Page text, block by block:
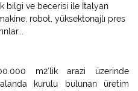
bilgi ve becerisi ile İtalyan
robot, yüksektonajlı pres
m2‘lik arazi üzerinde
kurulu bulunan üretim